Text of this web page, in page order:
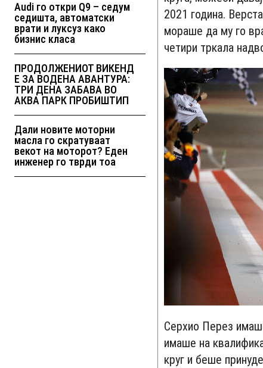
Audi го откри Q9 – седум
седишта, автоматски
врати и луксуз како
бизнис класа
ПРОДОЛЖЕНИОТ ВИКЕНД
Е ЗА ВОДЕНА АВАНТУРА:
ТРИ ДЕНА ЗАБАВА ВО
АКВА ПАРК ПРОБИШТИП
Дали новите моторни
масла го скратуваат
векот на моторот? Еден
инженер го тврди тоа
2021 година.
мораше да му го
четири тркала
Серхио Перез
имаше на
круг и беше